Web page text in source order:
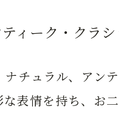
ィーク・クラ
チュラル、アン
表情を持ち、お